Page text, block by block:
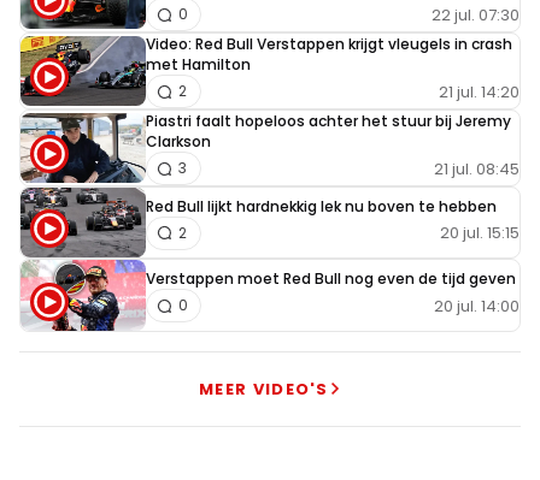
22 jul. 07:30
0
Video: Red Bull Verstappen krijgt vleugels in crash
met Hamilton
21 jul. 14:20
2
Piastri faalt hopeloos achter het stuur bij Jeremy
Clarkson
21 jul. 08:45
3
Red Bull lijkt hardnekkig lek nu boven te hebben
20 jul. 15:15
2
Verstappen moet Red Bull nog even de tijd geven
20 jul. 14:00
0
MEER VIDEO'S